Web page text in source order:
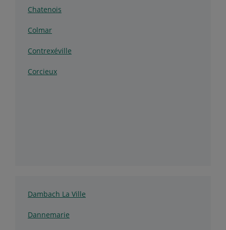
Chatenois
Colmar
Contrexéville
Corcieux
Dambach La Ville
Dannemarie